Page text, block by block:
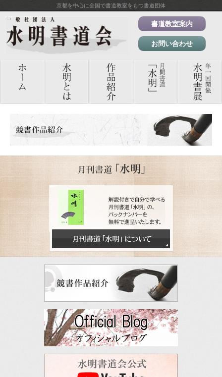
京都を中心に全国で書道教室をもつ書道団体
書道教室案内
お問い合わせ